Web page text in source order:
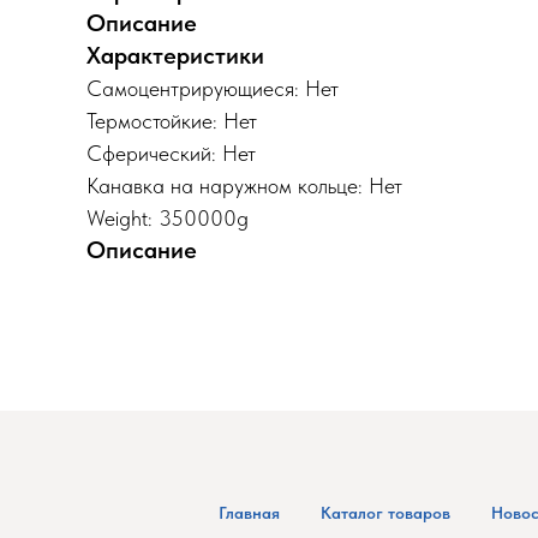
Описание
Характеристики
Самоцентрирующиеся: Нет
Термостойкие: Нет
Сферический: Нет
Канавка на наружном кольце: Нет
Weight: 350000g
Описание
Главная Каталог товаров